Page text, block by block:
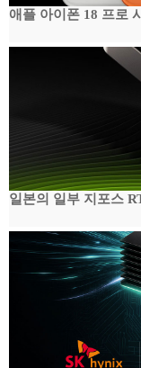
애플 아이폰 18 프로
일본의 일부 지포스